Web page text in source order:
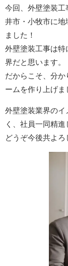
今回、外壁塗装工
井市・小牧市に地
ました！
外壁塗装工事は
界だと思います。
だからこそ、分
ームを作り上げま
外壁塗装業界の
く、社員一同精進
どうぞ今後共よろ